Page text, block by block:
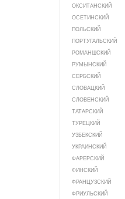
ОКСИТАНСКИЙ
ОСЕТИНСКИЙ
ПОЛЬСКИЙ
ПОРТУГАЛЬСКИЙ
РОМАНШСКИЙ
РУМЫНСКИЙ
СЕРБСКИЙ
СЛОВАЦКИЙ
СЛОВЕНСКИЙ
ТАТАРСКИЙ
ТУРЕЦКИЙ
УЗБЕКСКИЙ
УКРАИНСКИЙ
ФАРЕРСКИЙ
ФИНСКИЙ
ФРАНЦУЗСКИЙ
ФРИУЛЬСКИЙ